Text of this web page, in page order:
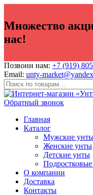
Множество
нас!
Позвони нам: +7 (919)
Email: unty-
Обратный звонок
Главная
Каталог
Мужские
Женские унты
Детские унты
О компании
Доставка
Контакты